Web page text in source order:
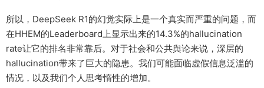
所以，DeepSeek R1的幻觉实际上是一个真实而严重的问题，而
在HHEM的Leaderboard上显示出来的14.3%的hallucination
rate让它的排名非常靠后。对于社会和公共舆论来说，深层的
hallucination带来了巨大的隐患。我们可能面临虚假信息泛滥的
情况，以及我们个人思考惰性的增加。